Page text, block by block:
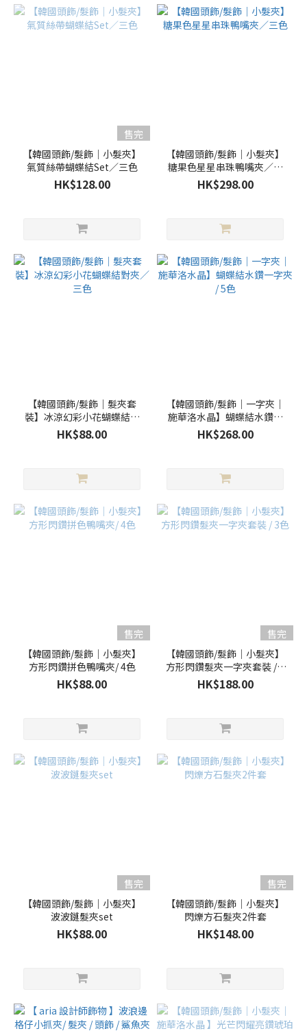
售完
【韓國頭飾/髮飾｜小髮夾】
氣質絲帶蝴蝶結Set／三色
HK$128.00
【韓國頭飾/髮飾｜小髮夾】
糖果色星星串珠鴨嘴夾／三
色
HK$298.00
【韓國頭飾/髮飾｜髮夾套
裝】冰涼幻彩小花蝴蝶結對
夾／三色
HK$88.00
【韓國頭飾/髮飾｜一字夾｜
施華洛水晶】蝴蝶結水鑽一
字夾 / 5色
HK$268.00
售完
【韓國頭飾/髮飾｜小髮夾】
方形閃鑽拼色鴨嘴夾/ 4色
HK$88.00
售完
【韓國頭飾/髮飾｜小髮夾】
方形閃鑽髮夾一字夾套裝 / 3
色
HK$188.00
售完
【韓國頭飾/髮飾｜小髮夾】
波波鏈髮夾set
HK$88.00
售完
【韓國頭飾/髮飾｜小髮夾】
閃爍方石髮夾2件套
HK$148.00